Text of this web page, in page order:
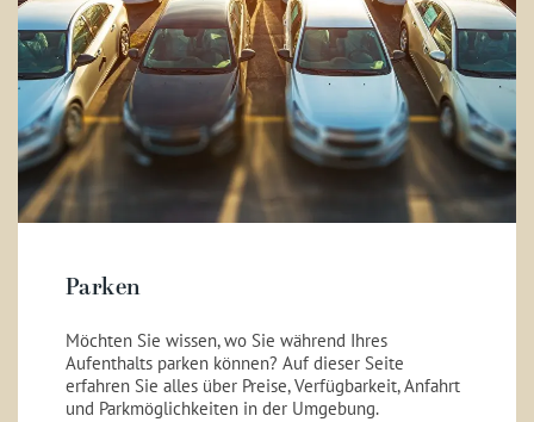
Parken
Möchten Sie wissen, wo Sie während Ihres
Aufenthalts parken können? Auf dieser Seite
erfahren Sie alles über Preise, Verfügbarkeit, Anfahrt
und Parkmöglichkeiten in der Umgebung.